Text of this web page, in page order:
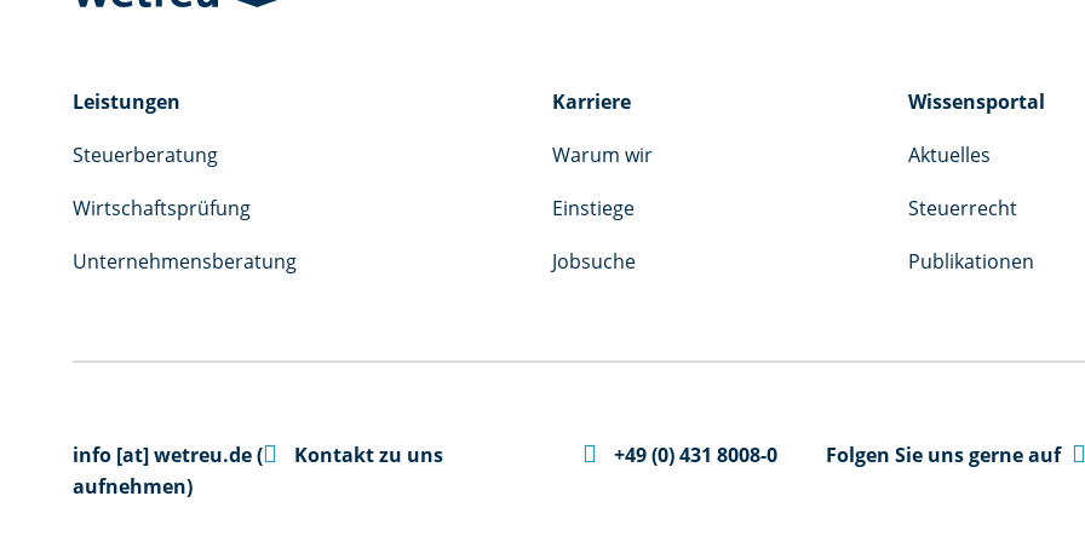
Leistungen
Steuerberatung
Wirtschaftsprüfung
Unternehmensberatung
Karriere
Warum wir
Einstiege
Jobsuche
Wissensportal
Aktuelles
Steuerrecht
Publikationen
info [at]wetreu.de(
Kontakt zu uns
aufnehmen)
 +49 (0) 431 8008-0 Folgen Sie uns gerne auf 